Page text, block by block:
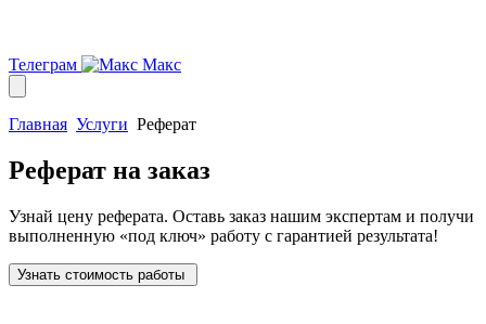
Телеграм Макс
Главная Услуги Реферат
Реферат на заказ
Узнай цену реферата. Оставь заказ нашим экспертам и получи
выполненную «под ключ» работу с гарантией результата!
Узнать стоимость работы